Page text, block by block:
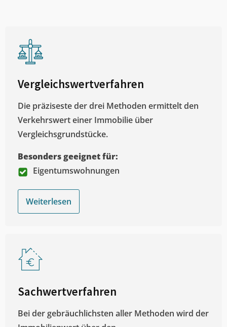
Vergleichswertverfahren
Die präziseste der drei Methoden ermittelt den
Verkehrswert einer Immobilie über
Vergleichsgrundstücke.
Besonders geeignet für:
Eigentumswohnungen
Weiterlesen
Sachwertverfahren
Bei der gebräuchlichsten aller Methoden wird der